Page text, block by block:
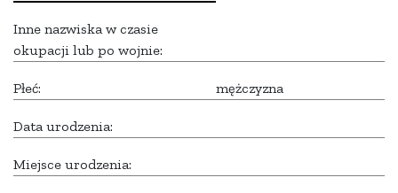
Inne nazwiska w czasie
okupacji lub po wojnie:
Płeć: mężczyzna
Data urodzenia:
Miejsce urodzenia: